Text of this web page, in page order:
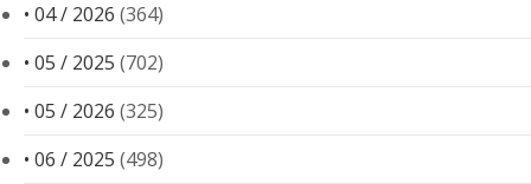
• 04 / 2026 (364)
• 05 / 2025 (702)
• 05 / 2026 (325)
• 06 / 2025 (498)